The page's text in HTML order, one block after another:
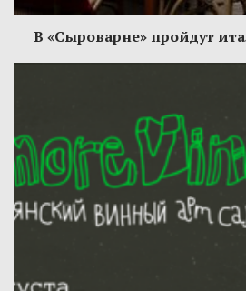
В «Сыроварне» пройдут